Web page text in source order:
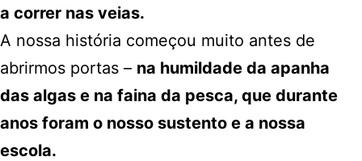
a correr nas veias.
A nossa história começou muito antes de
abrirmos portas – na humildade da apanha
das algas e na faina da pesca, que durante
anos foram o nosso sustento e a nossa
escola.